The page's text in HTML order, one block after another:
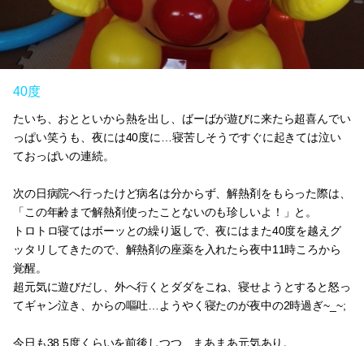
40度
たいち、おとといから熱を出し、ばーばが遊びに来たら超喜んでい
っぱい笑うも、夜には40度に…寝苦しそうですぐに起きては泣い
ておっぱいの連続。
次の日病院へ行ったけど病名は分からず、解熱剤をもらった際は、
「この年齢まで解熱剤使ったことないのも珍しいよ！」と。
トロトロ寝てはボーッとの繰り返しで、夜にはまた40度を越えグ
ッタリしてきたので、解熱剤の座薬を入れたら夜中11時ころから
覚醒。
超元気に遊びだし、外へ行くとダダをこね、寝せようとすると怒っ
てギャン泣き、からの嘔吐…ようやく寝たのが夜中の2時過ぎ~_~;
今日も38.5度くらいを前後しつつ、まあまあ元気あり。